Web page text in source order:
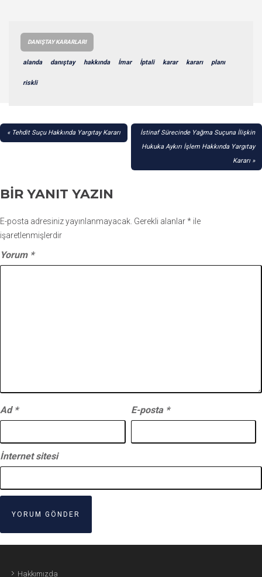
DANIŞTAY KARARLARI
alanda danıştay hakkında İmar İptali karar kararı planı
riskli
YAZI
Tehdit Suçu Hakkında Yargıtay Kararı
İstinaf Sürecinde Yağma Suçuna İlişkin
Hukuka Aykırı İşlem Hakkında Yargıtay
Kararı
BIR YANIT YAZIN
E-posta adresiniz yayınlanmayacak. Gerekli alanlar* ile
işaretlenmişlerdir
Yorum *
Ad * E-posta *
İnternet sitesi
Hakkımızda